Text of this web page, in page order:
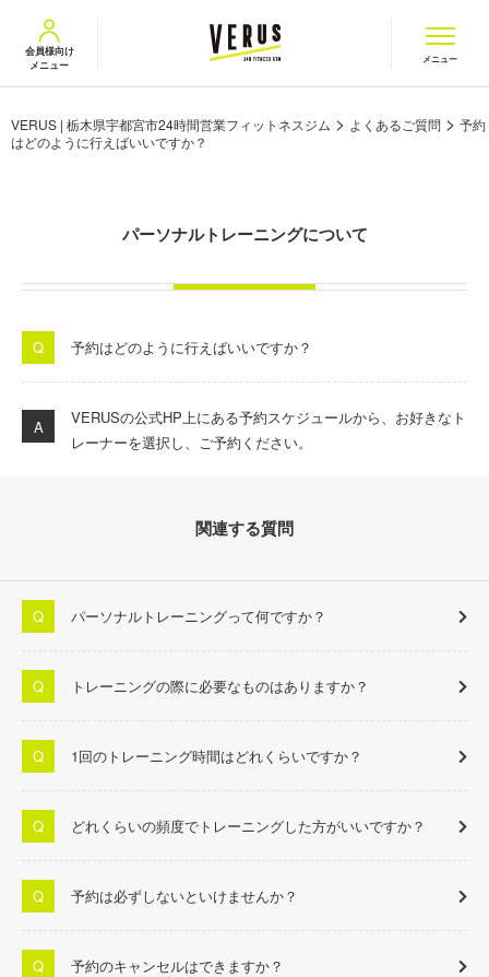
VERUS ヴェルス
会員様向け
メニュー
メニュー
VERUS | 栃木県宇都宮市24時間営業フィットネスジム > よくあるご質問 > 予約
はどのように行えばいいですか？
パーソナルトレーニングについて
予約はどのように行えばいいですか？
VERUSの公式HP上にある予約スケジュールから、お好きなト
レーナーを選択し、ご予約ください。
関連する質問
パーソナルトレーニングって何ですか？
トレーニングの際に必要なものはありますか？
1回のトレーニング時間はどれくらいですか？
どれくらいの頻度でトレーニングした方がいいですか？
予約は必ずしないといけませんか？
予約のキャンセルはできますか？